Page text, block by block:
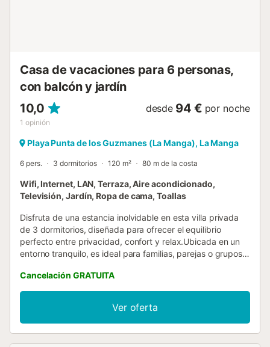
Casa de vacaciones para 6 personas,
con balcón y jardín
10,0
1 opinión
desde 94 € por noche
Playa Punta de los Guzmanes (La Manga), La Manga
6 pers. 3 dormitorios 120 m² 80 m de la costa
Wifi, Internet, LAN, Terraza, Aire acondicionado,
Televisión, Jardín, Ropa de cama, Toallas
Disfruta de una estancia inolvidable en esta villa privada
de 3 dormitorios, diseñada para ofrecer el equilibrio
perfecto entre privacidad, confort y relax.Ubicada en un
entorno tranquilo, es ideal para familias, parejas o grupos
piscina de agua cristalina, toma el sol en las tumbonas o
descansa en las zonas sombreadas. La terraza cubierta
dispone de una amplia mesa de comedor y un acogedor
salón exterior, perfectos para cenas al aire libre o cócteles
al [hidden] villa está equipada con conexión a internet de
Cancelación GRATUITA
Ver oferta